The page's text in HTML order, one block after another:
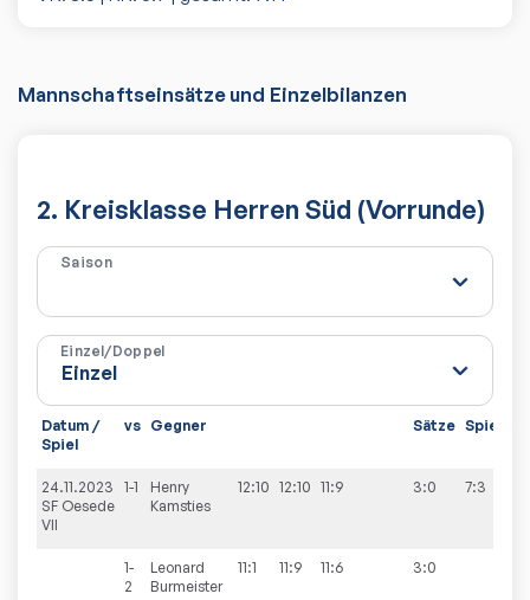
Mannschaftseinsätze und Einzelbilanzen
2. Kreisklasse Herren Süd (Vorrunde)
Saison
Einzel/Doppel
Datum /
Spiel
vs Gegner Sätze Spiele
24.11.2023
SF Oesede
VII
1-1
Henry
Kamsties
12:10 12:10 11:9 3:0 7:3
1-
2
Leonard
Burmeister
11:1 11:9 11:6 3:0